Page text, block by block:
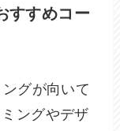
すすめコー
グが向いて
ングやデザ